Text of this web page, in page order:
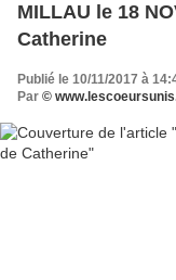
MILLAU le 18
Catherine
Publié le 10/11/2017 à
Par ©